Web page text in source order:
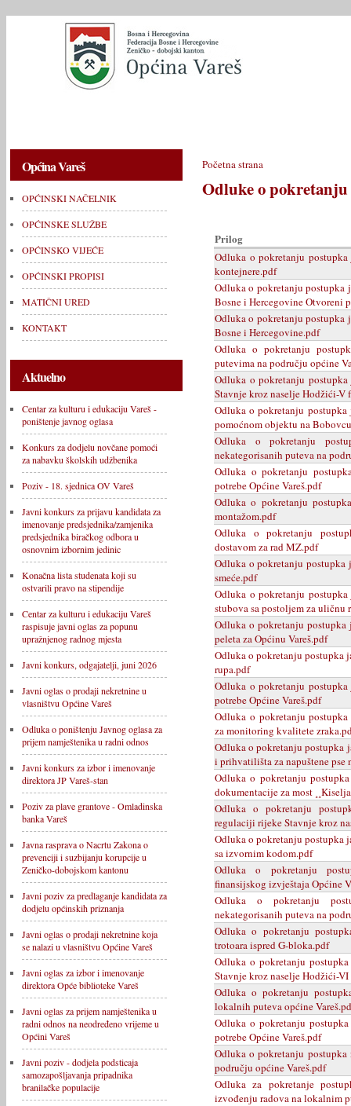
Općina Vareš
OPĆINSKI NAČELNIK
OPĆINSKE SLUŽBE
OPĆINSKO VIJEĆE
OPĆINSKI PROPISI
MATIČNI URED
KONTAKT
Aktuelno
Centar za kulturu i edukaciju Vareš -
poništenje javnog oglasa
Konkurs za dodjelu novčane pomoći
za nabavku školskih udžbenika
Poziv - 18. sjednica OV Vareš
Javni konkurs za prijavu kandidata za
imenovanje predsjednika/zamjenika
predsjednika biračkog odbora u
osnovnim izbornim jedinic
Konačna lista studenata koji su
ostvarili pravo na stipendije
Centar za kulturu i edukaciju Vareš
raspisuje javni oglas za popunu
upražnjenog radnog mjesta
Javni konkurs, odgajatelji, juni 2026
Javni oglas o prodaji nekretnine u
vlasništvu Općine Vareš
Odluka o poništenju Javnog oglasa za
prijem namještenika u radni odnos
Javni konkurs za izbor i imenovanje
direktora JP Vareš-stan
Poziv za plave grantove - Omladinska
banka Vareš
Javna rasprava o Nacrtu Zakona o
prevenciji i suzbijanju korupcije u
Zeničko-dobojskom kantonu
Javni poziv za predlaganje kandidata za
dodjelu općinskih priznanja
Javni oglas o prodaji nekretnine koja
se nalazi u vlasništvu Općine Vareš
Javni oglas za izbor i imenovanje
direktora Opće biblioteke Vareš
Javni oglas za prijem namještenika u
radni odnos na neodređeno vrijeme u
Općini Vareš
Javni poziv - dodjela podsticaja
samozapošljavanja pripadnika
branilačke populacije
Početna strana
Odluke o
Prilog
Odluka o pokretanju
kontejnere.pdf
Odluka o pokretanju postupka
Bosne i Hercegovine Otvoreni
Odluka o pokretanju postupka
Bosne i Hercegovine.pdf
Odluka o pokretanju
putevima na području općine
Odluka o pokretanju
Stavnje kroz naselje Hodžići-V
Odluka o pokretanju postupka
pomoćnom objektu na
Odluka o pokretanju
nekategorisanih puteva na
Odluka o pokretanju
potrebe Općine Vareš.pdf
Odluka o pokretanju
montažom.pdf
Odluka o pokretanju
dostavom za rad MZ.pdf
Odluka o pokretanju postupka
smeće.pdf
Odluka o pokretanju
stubova sa postoljem za uličnu
Odluka o pokretanju postupka
peleta za Općinu Vareš.pdf
Odluka o pokretanju postupka
rupa.pdf
Odluka o pokretanju
potrebe Općine Vareš.pdf
Odluka o pokretanju
za monitoring kvalitete
Odluka o pokretanju postupka
i prihvatilišta za napuštene pse
Odluka o pokretanju
dokumentacije za most
Odluka o pokretanju
regulaciji rijeke Stavnje kroz
Odluka o pokretanju postupka
sa izvornim kodom.pdf
Odluka o pokretanju
finansijskog izvještaja Općine
Odluka o pokretanju
nekategorisanih puteva na
Odluka o pokretanju
trotoara ispred G-bloka.pdf
Odluka o pokretanju
Stavnje kroz naselje Hodžići-VI
Odluka o pokretanju
lokalnih puteva općine
Odluka o pokretanju
potrebe Općine Vareš.pdf
Odluka o pokretanju
području općine Vareš.pdf
Odluka za pokretanje
izvođenju radova na lokalnim